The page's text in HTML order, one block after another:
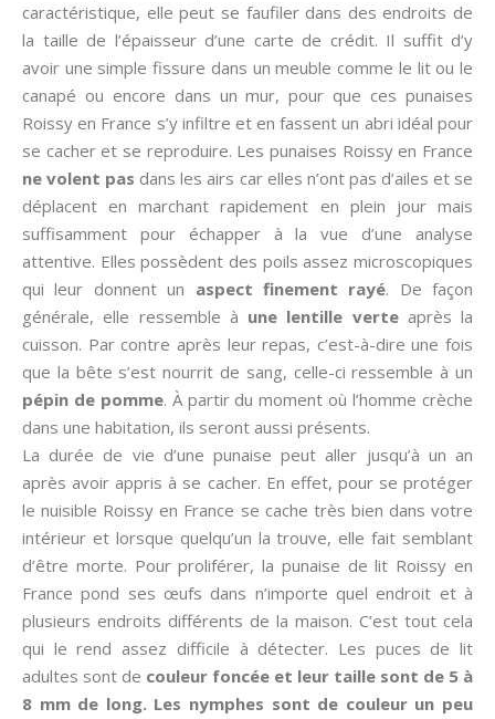
caractéristique, elle peut se faufiler dans des endroits de
la taille de l’épaisseur d’une carte de crédit. Il suffit d’y
avoir une simple fissure dans un meuble comme le lit ou le
canapé ou encore dans un mur, pour que ces punaises
Roissy en France s’y infiltre et en fassent un abri idéal pour
se cacher et se reproduire. Les punaises Roissy en France
ne volent pas dans les airs car elles n’ont pas d’ailes et se
déplacent en marchant rapidement en plein jour mais
suffisamment pour échapper à la vue d’une analyse
attentive. Elles possèdent des poils assez microscopiques
qui leur donnent un aspect finement rayé. De façon
générale, elle ressemble à une lentille verteaprès la
cuisson. Par contre après leur repas, c’est-à-dire une fois
que la bête s’est nourrit de sang, celle-ci ressemble à un
pépin de pomme. À partir du moment où l’homme crèche
dans une habitation, ils seront aussi présents.
La durée de vie d’une punaise peut aller jusqu’à un an
après avoir appris à se cacher. En effet, pour se protéger
le nuisible Roissy en France se cache très bien dans votre
intérieur et lorsque quelqu’un la trouve, elle fait semblant
d’être morte. Pour proliférer, la punaise de lit Roissy en
France pond ses œufs dans n’importe quel endroit et à
plusieurs endroits différents de la maison. C’est tout cela
qui le rend assez difficile à détecter. Les puces de lit
adultes sont de couleur foncée et leur taille sont de 5 à
8 mm de long. Les nymphes sont de couleur un peu